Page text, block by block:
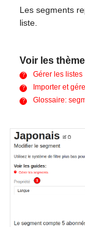
Les segments
liste.
Voir les
Gérer les listes
Importer et
Glossaire: